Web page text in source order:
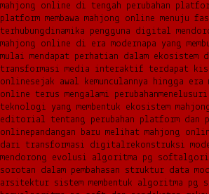
mahjong online di tengah perubahan
platform membawa mahjong online menuju
terhubungdinamika pengguna digital
mahjong online di era modernapa yang
mulai mendapat perhatian dalam
transformasi media interaktif terdapat
onlinesejak awal kemunculannya hingga era
online terus mengalami perubahanmenelusuri
teknologi yang membentuk ekosistem
editorial tentang perubahan platform dan
onlinepandangan baru melihat mahjong
dari transformasi digitalrekonstruksi
mendorong evolusi algoritma pg soft
sorotan dalam pembahasan struktur data
arsitektur sistem membentuk algoritma pg